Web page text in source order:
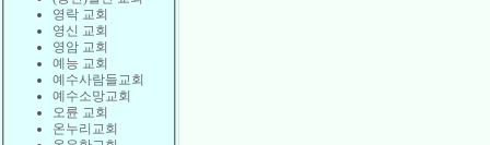
영락 교회
영신 교회
영암 교회
예능 교회
예수사람들교회
예수소망교회
오륜 교회
온누리교회